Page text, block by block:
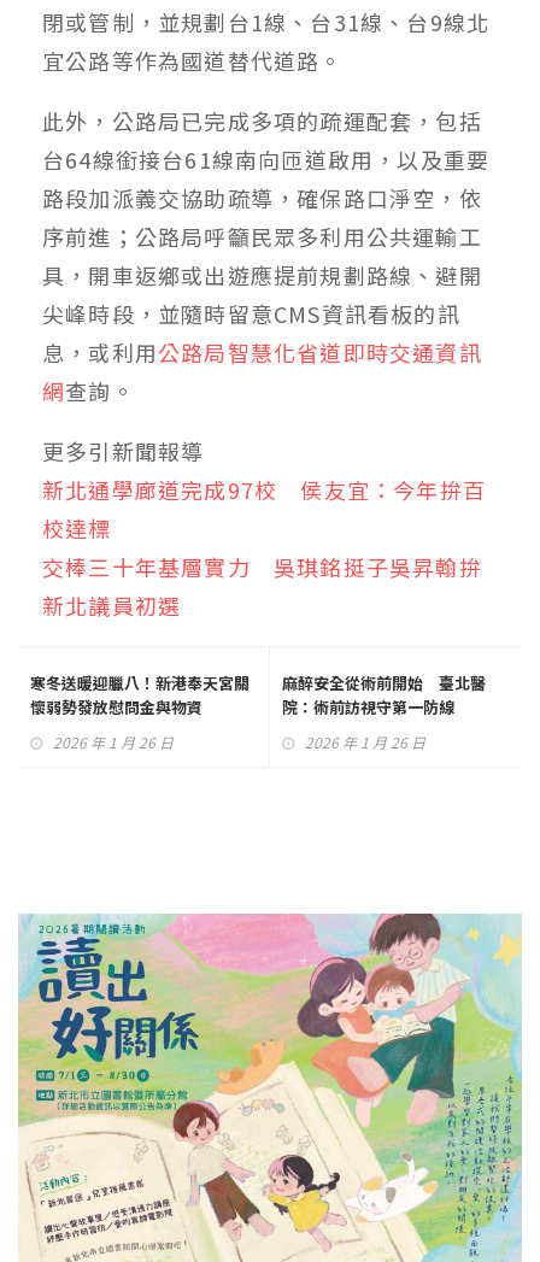
閉或管制，並規劃台1線、台31線、台9線北
宜公路等作為國道替代道路。
此外，公路局已完成多項的疏運配套，包括
台64線銜接台61線南向匝道啟用，以及重要
路段加派義交協助疏導，確保路口淨空，依
序前進；公路局呼籲民眾多利用公共運輸工
具，開車返鄉或出遊應提前規劃路線、避開
尖峰時段，並隨時留意CMS資訊看板的訊
息，或利用公路局智慧化省道即時交通資訊
網查詢。
更多引新聞報導
新北通學廊道完成97校 侯友宜：今年拚百
校達標
交棒三十年基層實力 吳琪銘挺子吳昇翰拚
新北議員初選
寒冬送暖迎臘八！新港奉天宮關
懷弱勢發放慰問金與物資
2026 年 1 月 26 日
麻醉安全從術前開始 臺北醫
院：術前訪視守第一防線
2026 年 1 月 26 日